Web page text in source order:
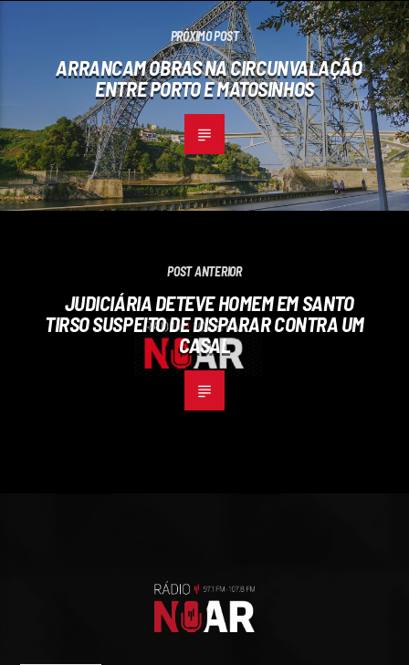
PRÓXIMO POST
ARRANCAM OBRAS NA CIRCUNVALAÇÃO
ENTRE PORTO E MATOSINHOS
POST ANTERIOR
JUDICIÁRIA DETEVE HOMEM EM SANTO
TIRSO SUSPEITO DE DISPARAR CONTRA UM
CASAL